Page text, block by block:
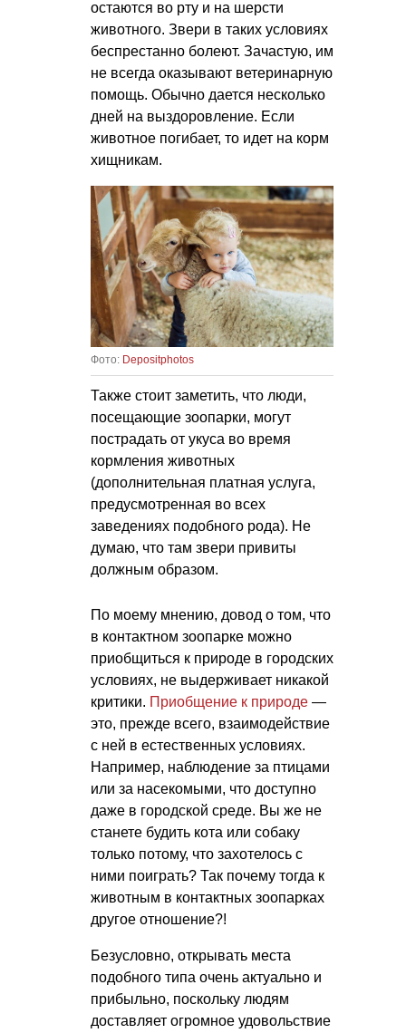
остаются во рту и на шерсти
животного. Звери в таких условиях
беспрестанно болеют. Зачастую, им
не всегда оказывают ветеринарную
помощь. Обычно дается несколько
дней на выздоровление. Если
животное погибает, то идет на корм
хищникам.
Фото: Depositphotos
Также стоит заметить, что люди,
посещающие зоопарки, могут
пострадать от укуса во время
кормления животных
(дополнительная платная услуга,
предусмотренная во всех
заведениях подобного рода). Не
думаю, что там звери привиты
должным образом.
По моему мнению, довод о том, что
в контактном зоопарке можно
приобщиться к природе в городских
условиях, не выдерживает никакой
критики. Приобщение к природе —
это, прежде всего, взаимодействие
с ней в естественных условиях.
Например, наблюдение за птицами
или за насекомыми, что доступно
даже в городской среде. Вы же не
станете будить кота или собаку
только потому, что захотелось с
ними поиграть? Так почему тогда к
животным в контактных зоопарках
другое отношение?!
Безусловно, открывать места
подобного типа очень актуально и
прибыльно, поскольку людям
доставляет огромное удовольствие